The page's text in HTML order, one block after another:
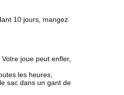
10 jours, mangez
joue peut enfler,
les heures,
sac dans un gant de